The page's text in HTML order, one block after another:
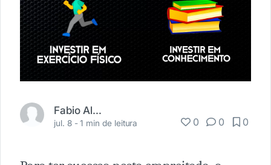
Fabio Almeida
jul. 8 -1 min de leitura 0 0 0